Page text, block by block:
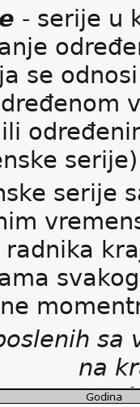
- serije u
se
serije
na